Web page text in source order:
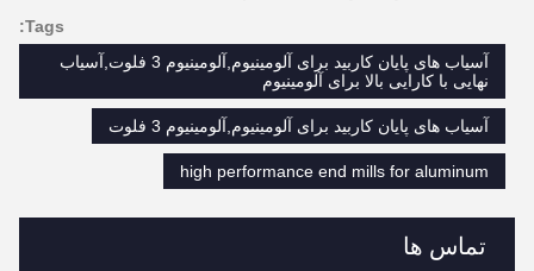
تماس ها
Tags:
آسیاب های پایان کاربید برای آلومینیوم,آلومینیوم 3 فلوت,آسیاب
نهایی با کارایی بالا برای آلومینیوم
آسیاب های پایان کاربید برای آلومینیوم,آلومینیوم 3 فلوت
high performance end mills for aluminum